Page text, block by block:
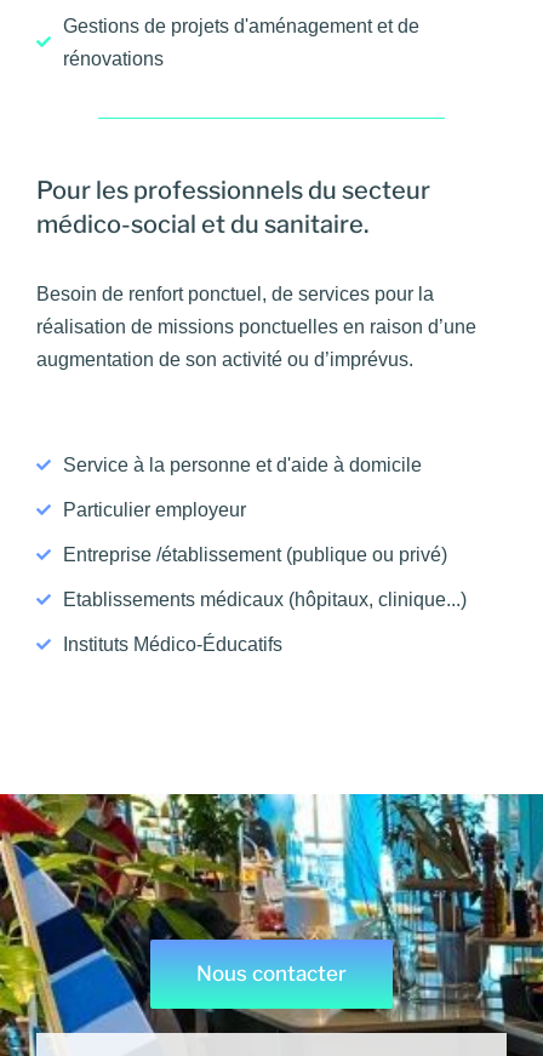
Gestions de projets d'aménagement et de
rénovations
Pour les professionnels du secteur
médico-social et du sanitaire.
Besoin de renfort ponctuel, de services pour la
réalisation de missions ponctuelles en raison d’une
augmentation de son activité ou d’imprévus.
Service à la personne et d'aide à domicile
Particulier employeur
Entreprise /établissement (publique ou privé)
Etablissements médicaux (hôpitaux, clinique...)
Instituts Médico-Éducatifs
Nous contacter